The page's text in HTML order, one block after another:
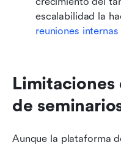
reuniones internas
Limitaciones
de
Aunque la plataforma